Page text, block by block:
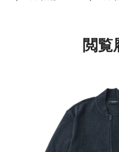
閲覧